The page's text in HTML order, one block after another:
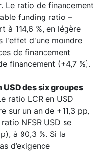
Le ratio de financement
funding ratio –
à 114,6 %, en légère
l'effet d'une moindre
de financement
financement (+4,7 %).
des six groupes
ratio LCR en USD
sur un an de +11,3 pp,
NFSR USD se
à 90,3 %. Si la
d’exigence